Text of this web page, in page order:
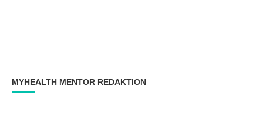
MYHEALTH MENTOR REDAKTION